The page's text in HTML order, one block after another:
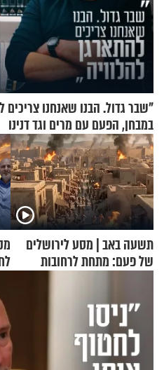
"שבר גדול. הבנו שאנחנו צריכים
במבחן, הפעם עם מרים וגד דנינו
תשעה באב | מסע לירושלים
של פעם: מתחת לרחובות